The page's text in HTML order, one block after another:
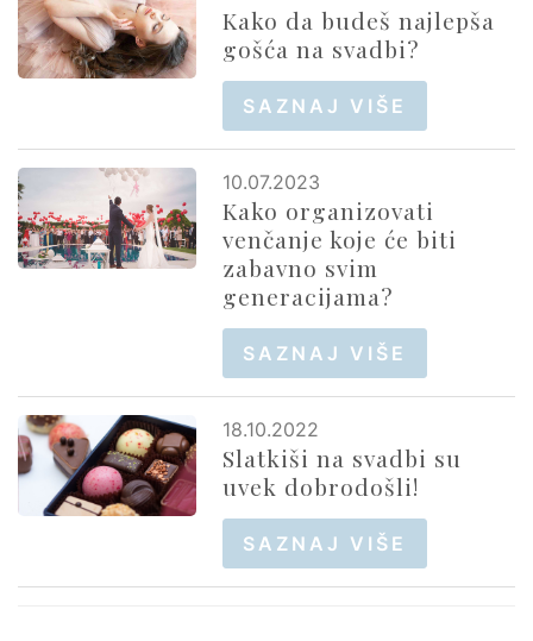
Kako da budeš najlepša
gošća na svadbi?
SAZNAJ VIŠE
10.07.2023
Kako organizovati
venčanje koje će biti
zabavno svim
generacijama?
SAZNAJ VIŠE
18.10.2022
Slatkiši na svadbi su
uvek dobrodošli!
SAZNAJ VIŠE